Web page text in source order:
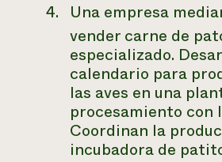
Una empresa
vender carne de
especializado.
calendario para
las aves en una
procesamiento con
Coordinan la
incubadora de